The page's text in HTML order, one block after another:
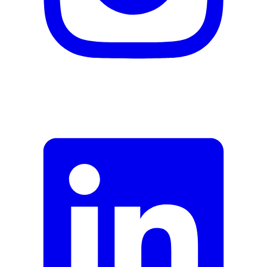
de fleurs de sureau, extrait de fleurs de tilleul),
conservateur (sorbate de potassium), maltodextrine,
vitamine D3 (cholécalciférol), sélénate de sodium.
Compléments alimentaires
Informations sur la garantie
Signaler une erreur